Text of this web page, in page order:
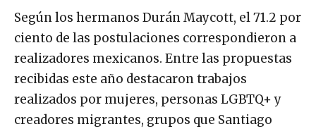
Según los hermanos Durán Maycott, el 71.2 por
ciento de las postulaciones correspondieron a
realizadores mexicanos. Entre las propuestas
recibidas este año destacaron trabajos
realizados por mujeres, personas LGBTQ+ y
creadores migrantes, grupos que Santiago